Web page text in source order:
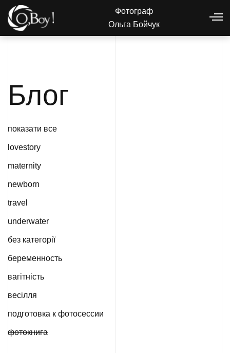
Фотограф
Ольга Бойчук
Блог
показати все
lovestory
maternity
newborn
travel
underwater
без категорії
беременность
вагітність
весілля
подготовка к фотосессии
фотокнига